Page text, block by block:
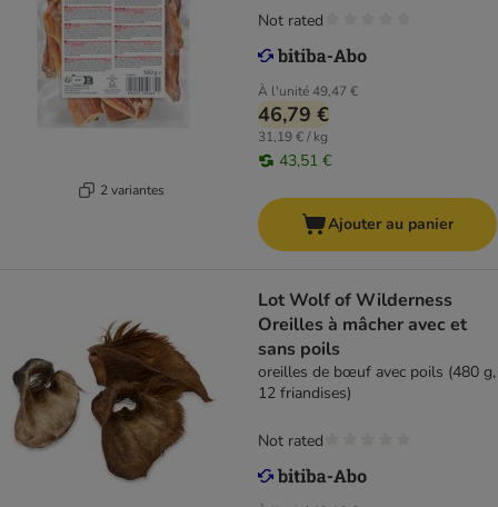
2 variantes
À l'unité49,47 €
46,79 €
31,19 € / kg
43,51 €
Not rated
Ajouter au panier
Lot Wolf of Wilderness
Oreilles à mâcher avec et
sans poils
oreilles de bœuf avec poils (480 g,
12 friandises)
Not rated